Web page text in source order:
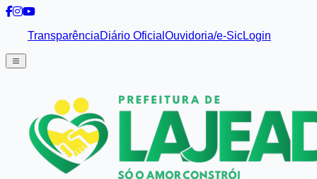
TransparênciaDiário Oficial Ouvidoria/e-SicLogin